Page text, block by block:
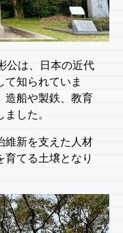
公は、日本の近代
て知られていま
造船や製鉄、教育
した。
維新を支えた人材
育てる土壌となり